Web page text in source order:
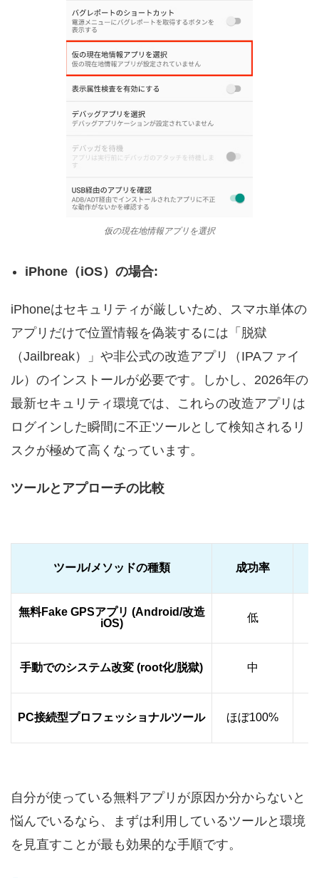
仮の現在地情報アプリを選択
iPhone（iOS）の場合:
iPhoneはセキュリティが厳しいため、スマホ単体の
アプリだけで位置情報を偽装するには「脱獄
（Jailbreak）」や非公式の改造アプリ（IPAファイ
ル）のインストールが必要です。しかし、2026年の
最新セキュリティ環境では、これらの改造アプリは
ログインした瞬間に不正ツールとして検知されるリ
スクが極めて高くなっています。
ツールとアプローチの比較
ツール/メソッドの種類 成功率
無料Fake GPSアプリ (Android/改造
iOS)
低
手動でのシステム改変 (root化/脱獄) 中
PC接続型プロフェッショナルツール ほぼ100%
自分が使っている無料アプリが原因か分からないと
悩んでいるなら、まずは利用しているツールと環境
を見直すことが最も効果的な手順です。